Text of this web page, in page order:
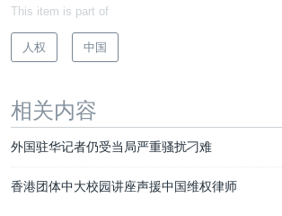
This item is part of
人权 中国
相关内容
外国驻华记者仍受当局严重骚扰刁难
香港团体中大校园讲座声援中国维权律师